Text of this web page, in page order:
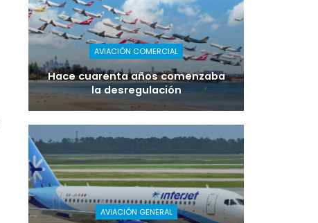
AVIACIÓN COMERCIAL
Hace cuarenta años comenzaba
la desregulación
AVIACIÓN GENERAL